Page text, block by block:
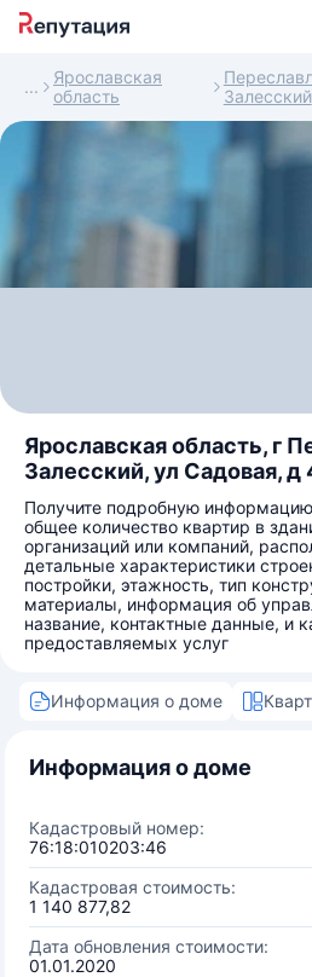
Ярославская
область
Залесский
Ярославская область, г
Залесский, ул Садовая, д
Получите подробную
общее количество квартир в
организаций или компаний,
детальные характеристики
постройки, этажность, тип
материалы, информация об
название, контактные данные, и
предоставляемых услуг
Информация о доме
Информация о доме
Кадастровый номер:
76:18:010203:46
Кадастровая стоимость:
1 140 877,82
Дата обновления стоимости:
01.01.2020